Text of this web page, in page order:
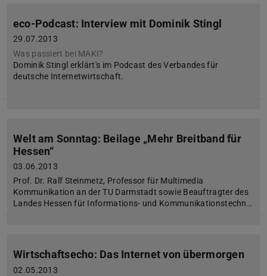
eco-Podcast: Interview mit Dominik Stingl
29.07.2013
Was passiert bei MAKI?
Dominik Stingl erklärt's im Podcast des Verbandes für
deutsche Internetwirtschaft.
Welt am Sonntag: Beilage „Mehr Breitband für
Hessen“
03.06.2013
Prof. Dr. Ralf Steinmetz, Professor für Multimedia
Kommunikation an der TU Darmstadt sowie Beauftragter des
Landes Hessen für Informations- und Kommunikationstechn…
Wirtschaftsecho: Das Internet von übermorgen
02.05.2013